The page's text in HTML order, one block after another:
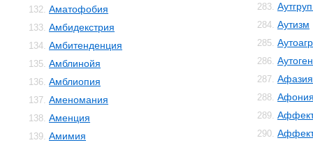
132. Аматофобия
133. Амбидекстрия
134. Амбитенденция
135. Амблинойя
136. Амблиопия
137. Аменомания
138. Аменция
139. Амимия
283.
284. Аутизм
285.
286.
287. Афазия
288.
289. Аффект
290.